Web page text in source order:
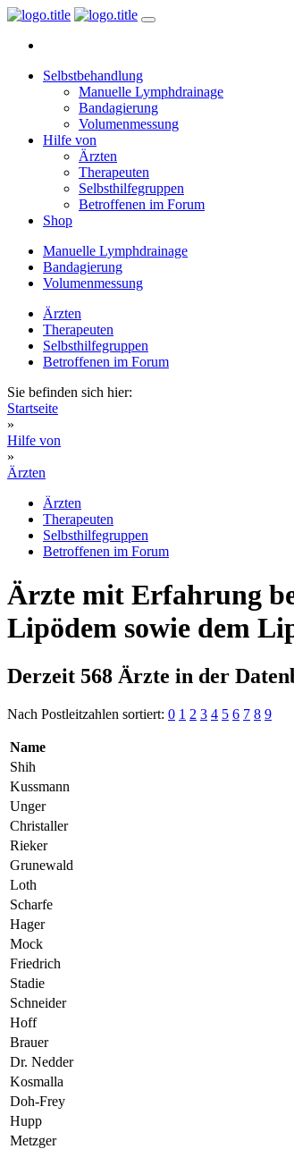
Selbstbehandlung
Manuelle Lymphdrainage
Bandagierung
Volumenmessung
Hilfe von
Ärzten
Therapeuten
Selbsthilfegruppen
Betroffenen im Forum
Shop
Manuelle Lymphdrainage
Bandagierung
Volumenmessung
Ärzten
Therapeuten
Selbsthilfegruppen
Betroffenen im Forum
Sie befinden sich hier:
Startseite
»
Hilfe von
»
Ärzten
Ärzten
Therapeuten
Selbsthilfegruppen
Betroffenen im Forum
Ärzte mit Erfahrung
Lipödem sowie dem
Derzeit 568 Ärzte in der
Nach Postleitzahlen sortiert: 0 1 2 3 4 5 6 7 8 9
Name
Shih
Kussmann
Unger
Christaller
Rieker
Grunewald
Loth
Scharfe
Hager
Mock
Friedrich
Stadie
Schneider
Hoff
Brauer
Dr. Nedder
Kosmalla
Doh-Frey
Hupp
Metzger